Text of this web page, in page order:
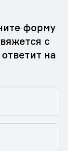
форму
с
на